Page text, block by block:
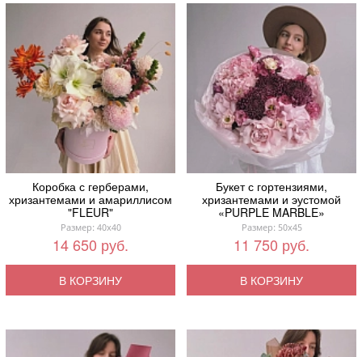
Коробка с герберами,
хризантемами и амариллисом
"FLEUR"
Размер: 40x40
14 650 руб.
В КОРЗИНУ
Букет с гортензиями,
хризантемами и эустомой
«PURPLE MARBLE»
Размер: 50x45
11 750 руб.
В КОРЗИНУ